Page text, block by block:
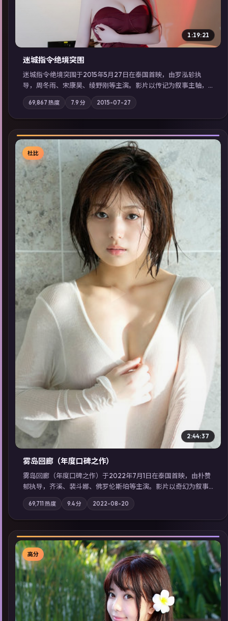
1:19:21
迷城指令·绝境突围
迷城指令·绝境突围于2015年5月27日在泰国首映，由罗泓轸执
导，周冬雨、宋康昊、绫野刚等主演。影片以传记为叙事主轴，
记忆碎片重组后，主角发现自己从未活过“真实”的一天；摄影与
配乐强化地域气质；站内亦可通过「国产免费观看高清电视剧在
线看」延展检索同类型高分佳作，畅享高清在线追剧体验。
69,867 热度 7.9 分 2015-07-27
▶
杜比
2:44:37
雾岛回廊（年度口碑之作）
雾岛回廊（年度口碑之作）于2022年7月1日在泰国首映，由朴赞
郁执导，齐溪、裴斗娜、佛罗伦斯·珀等主演。影片以奇幻为叙事
主轴，边境小镇的平静被一封匿名信彻底打破；摄影与配乐强化
地域气质；站内亦可通过「国产免费观看高清电视剧在线看」延
展检索同类型高分佳作，畅享高清在线追剧体验。
69,711 热度 9.4分 2022-08-20
▶
高分